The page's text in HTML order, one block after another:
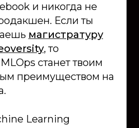
и никогда не
Если ты
магистратуру
, то
станет твоим
преимуществом на
Learning